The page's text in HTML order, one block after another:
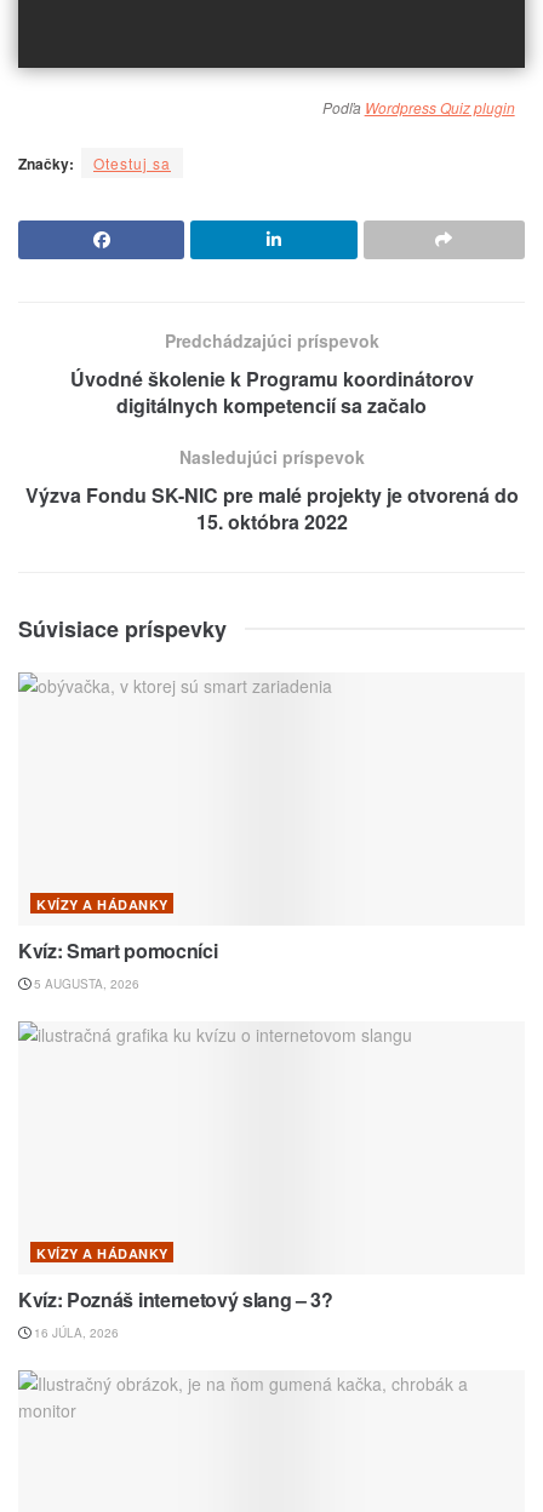
Podľa Wordpress Quiz plugin
Značky: Otestuj sa
Predchádzajúci príspevok
Úvodné školenie k Programu koordinátorov
digitálnych kompetencií sa začalo
Nasledujúci príspevok
Výzva Fondu SK-NIC pre malé projekty je otvorená do
15. októbra 2022
Súvisiace príspevky
KVÍZY A HÁDANKY
Kvíz: Smart pomocníci
5 AUGUSTA, 2026
KVÍZY A HÁDANKY
Kvíz: Poznáš internetový slang – 3?
16 JÚLA, 2026